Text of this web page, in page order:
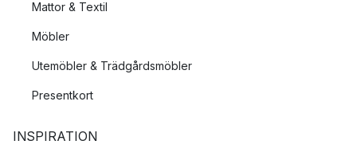
Mattor & Textil
Möbler
Utemöbler & Trädgårdsmöbler
Presentkort
INSPIRATION